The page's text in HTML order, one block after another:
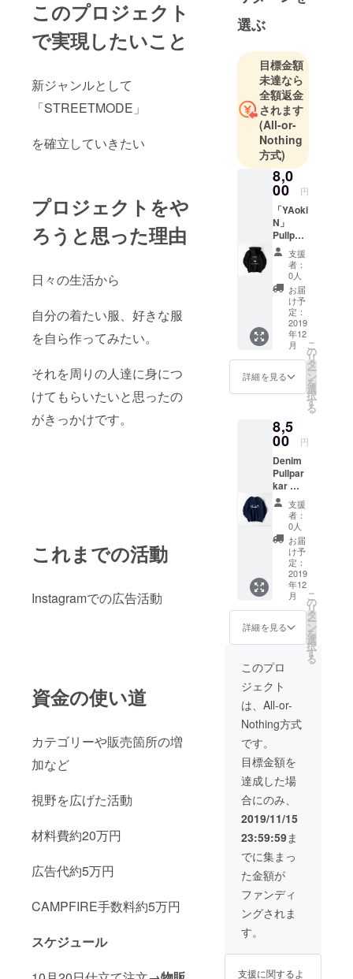
このプロジェクト
で実現したいこと
新ジャンルとして
「STREETMODE」
を確立していきたい
プロジェクトをや
ろうと思った理由
日々の生活から
自分の着たい服、好きな服
を自ら作ってみたい。
それを周りの人達に身につ
けてもらいたいと思ったの
がきっかけです。
これまでの活動
Instagramでの広告活動
資金の使い道
カテゴリーや販売箇所の増
加など
視野を広げた活動
材料費約20万円
広告代約5万円
CAMPFIRE手数料約5万円
スケジュール
選ぶ
目標金額
未達なら
全額返金
されます
(All-or-
Nothing
方式)
8,0
00 円
「YAoki
N」
Pullpar
kar
支援
者：
0人
お届
け予
定：
2019
年12
月
詳細を見る
こ
の
リ
タ
ー
ン
を
選
択
す
る
8,5
00 円
Denim
Pullpar
kar ブ
ランド
名が
入った
トレー
ナーで
す。
支援
者：
0人
お届
け予
定：
2019
年12
月
詳細を見る
こ
の
リ
タ
ー
ン
を
選
択
す
る
このプロ
ジェクト
は、All-or-
Nothing方式
です。
目標金額を
達成した場
合にのみ、
2019/11/15
23:59:59ま
でに集まっ
た金額が
ファンディ
ングされま
す。
支援に関するよ